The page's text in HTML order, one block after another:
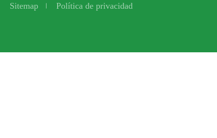
Sitemap
Política de privacidad